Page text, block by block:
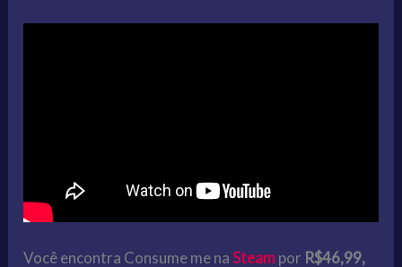
Você encontra Consume me naSteampor R$46,99,